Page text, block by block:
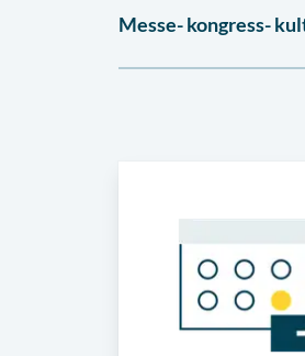
Messe- kongress-